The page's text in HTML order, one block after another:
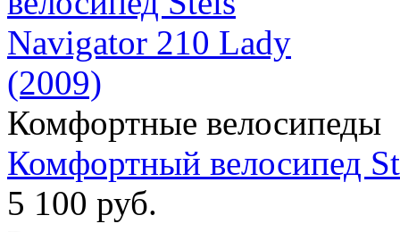
Комфортные велосипеды
Комфортный велосипед
5 100 руб.